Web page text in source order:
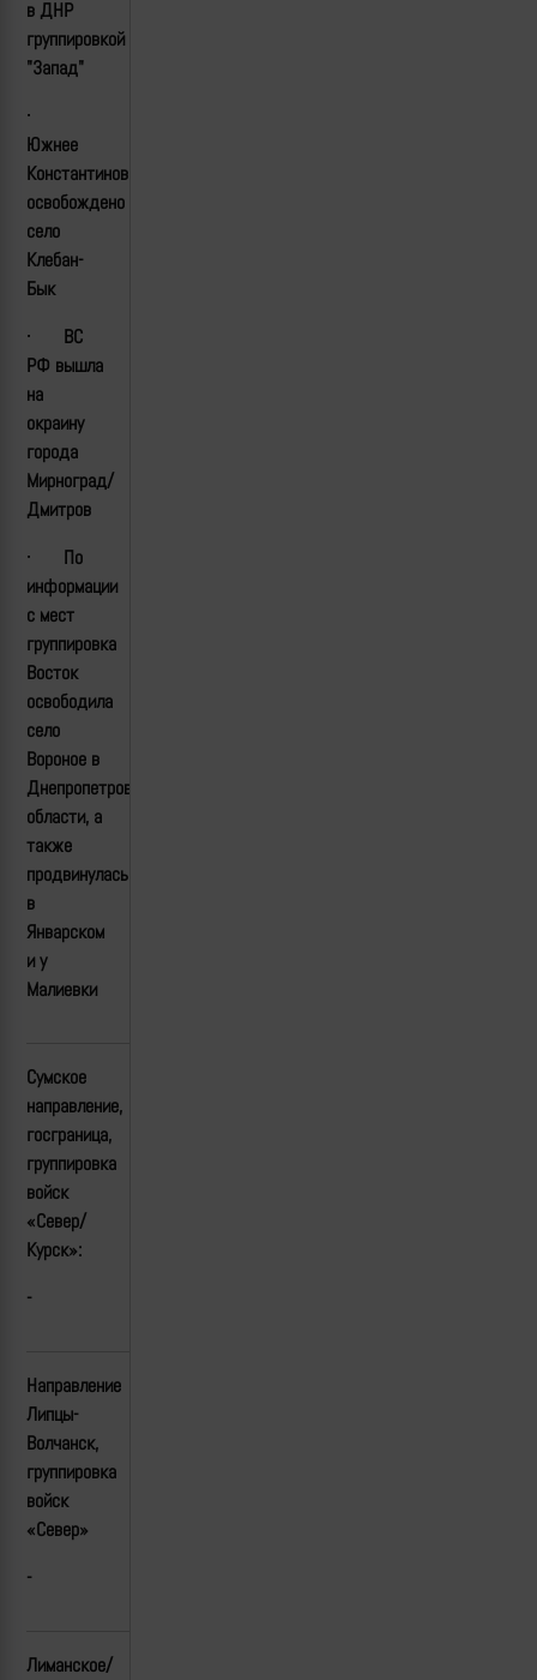
в ДНР
группировкой
"Запад"
·
Южнее
Константиновки
освобождено
село
Клебан-
Бык
· ВС
РФ вышла
на
окраину
города
Мирноград/
Дмитров
· По
информации
с мест
группировка
Восток
освободила
село
Вороное в
Днепропетровской
области, а
также
продвинулась
в
Январском
и у
Малиевки
Сумское
направление,
госграница,
группировка
войск
«Север/
Курск»:
-
Направление
Липцы-
Волчанск,
группировка
войск
«Север»
-
Лиманское/